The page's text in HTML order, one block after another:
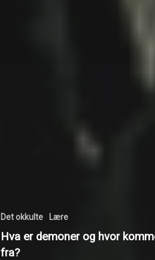
Det okkulte Lære
Hva er demoner og hvor
fra?